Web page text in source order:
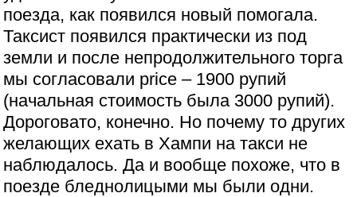
поезда, как появился новый помогала.
Таксист появился практически из под
земли и после непродолжительного торга
мы согласовали price – 1900 рупий
(начальная стоимость была 3000 рупий).
Дороговато, конечно. Но почему то других
желающих ехать в Хампи на такси не
наблюдалось. Да и вообще похоже, что в
поезде бледнолицыми мы были одни.